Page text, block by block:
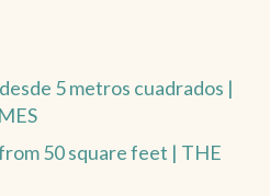
5 metros cuadrados |
50 square feet | THE